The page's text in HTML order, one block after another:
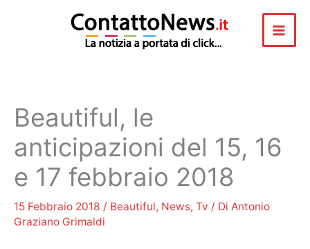
Beautiful, le
anticipazioni del 15, 16
e 17 febbraio 2018
15 Febbraio 2018 / Beautiful, News, Tv / Di Antonio
Graziano Grimaldi